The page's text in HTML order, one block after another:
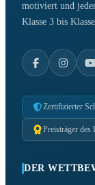
motiviert und
Klasse 3 bis
Zertifizierter
Preisträger des
DER